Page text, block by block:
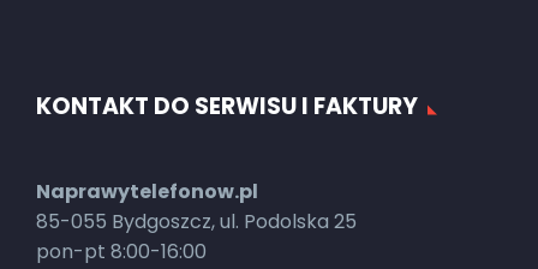
KONTAKT DO SERWISU I FAKTURY
Naprawytelefonow.pl
85-055 Bydgoszcz, ul. Podolska 25
pon-pt 8:00-16:00